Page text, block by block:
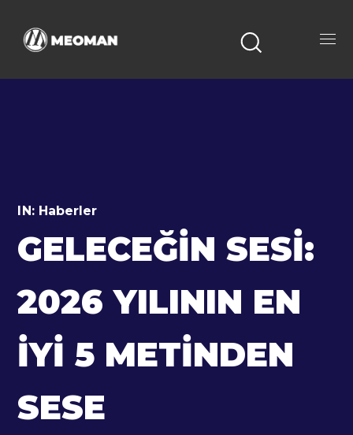
IN: Haberler
GELECEĞIN SESI:
2026 YILININ EN
İYI 5 METINDEN
SESE